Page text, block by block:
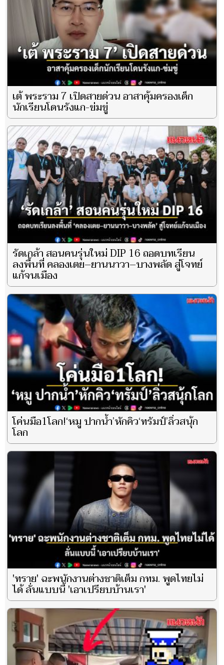
เต้ พระราม 7 เปิดสายด่วน อาสาคุ้มครองเด็ก
นักเรียนโดนรังแก-ข่มขู่
รัดเกล้า สอนคนรุ่นใหม่ DIP 16 ถอดบทเรียน
ลงพื้นที่ คลองเตย–ยานนาวา–บางพลัด สู่โจทย์
แก้จนเมือง
โค่นมือ1โลก!‘หมู ปากน้ำ’หักคิว‘ทรัมป์’ลิ่วสนุ้ก
โลก
'ทราย' ฉะพนักงานต่างชาติเต็ม กทม. พูดไทยไม่
ได้ ลั่นแบบนี้ 'เอาเปรียบบ้านเรา'